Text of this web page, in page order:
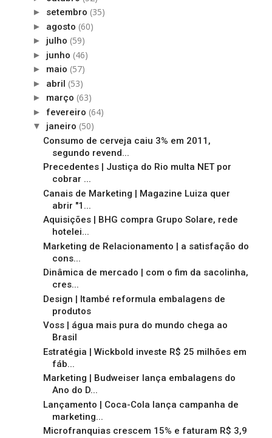
► setembro (35)
► agosto (60)
► julho (59)
► junho (46)
► maio (57)
► abril (53)
► março (63)
► fevereiro (64)
▼ janeiro (50)
Consumo de cerveja caiu 3% em 2011,
segundo revend...
Precedentes | Justiça do Rio multa NET por
cobrar ...
Canais de Marketing | Magazine Luiza quer
abrir "1...
Aquisições | BHG compra Grupo Solare, rede
hotelei...
Marketing de Relacionamento | a satisfação do
cons...
Dinâmica de mercado | com o fim da sacolinha,
cres...
Design | Itambé reformula embalagens de
produtos
Voss | água mais pura do mundo chega ao
Brasil
Estratégia | Wickbold investe R$ 25 milhões em
fáb...
Marketing | Budweiser lança embalagens do
Ano do D...
Lançamento | Coca-Cola lança campanha de
marketing...
Microfranquias crescem 15% e faturam R$ 3,9